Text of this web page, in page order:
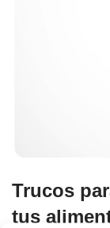
Trucos
tus